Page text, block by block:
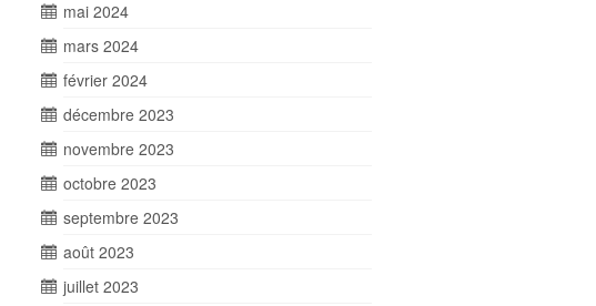
mai 2024
mars 2024
février 2024
décembre 2023
novembre 2023
octobre 2023
septembre 2023
août 2023
juillet 2023